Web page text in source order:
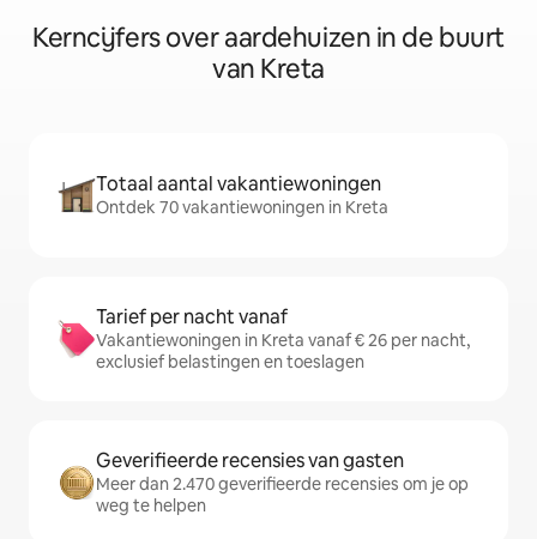
Kerncijfers over aardehuizen in de buurt
van Kreta
Totaal aantal vakantiewoningen
Ontdek 70 vakantiewoningen in Kreta
Tarief per nacht vanaf
Vakantiewoningen in Kreta vanaf € 26 per nacht,
exclusief belastingen en toeslagen
Geverifieerde recensies van gasten
Meer dan 2.470 geverifieerde recensies om je op
weg te helpen